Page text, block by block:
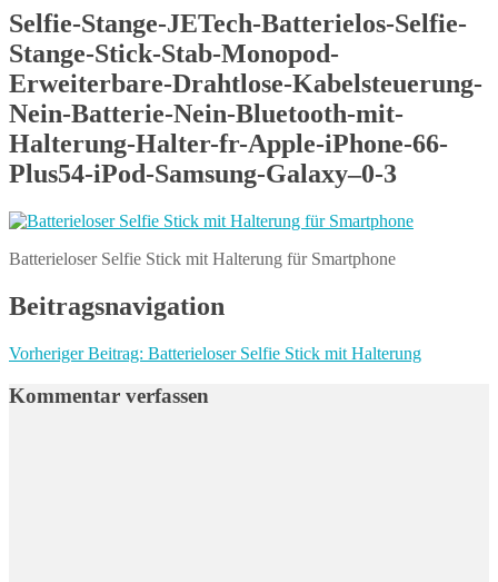
Selfie-Stange-JETech-Batterielos-Selfie-
Stange-Stick-Stab-Monopod-
Erweiterbare-Drahtlose-Kabelsteuerung-
Nein-Batterie-Nein-Bluetooth-mit-
Halterung-Halter-fr-Apple-iPhone-66-
Plus54-iPod-Samsung-Galaxy–0-3
Batterieloser Selfie Stick mit Halterung für Smartphone
Beitragsnavigation
Vorheriger Beitrag: Batterieloser Selfie Stick mit Halterung
Kommentar verfassen